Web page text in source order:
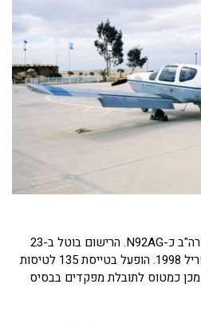
ב-23 באוגוסט 1995 נרשם בארה"ב כ-N92AG. הרישום בוטל ב-23
באפריל 1996. הגיע ארצה באפריל 1998. הופעל בטייסת 135 לטיסות
כמטוס לתובלת מפקדים בבסיס